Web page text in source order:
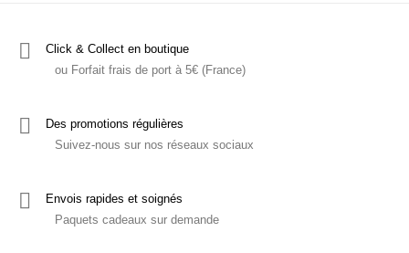
Click & Collect en boutique
ou Forfait frais de port à 5€ (France)
Des promotions régulières
Suivez-nous sur nos réseaux sociaux
Envois rapides et soignés
Paquets cadeaux sur demande